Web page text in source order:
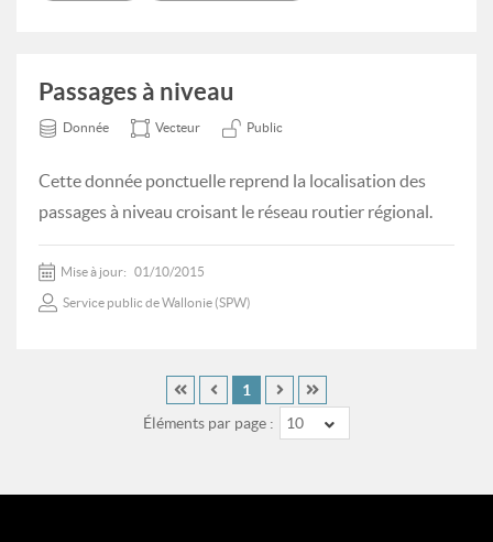
Passages à niveau
Donnée Vecteur Public
Cette donnée ponctuelle reprend la localisation des
passages à niveau croisant le réseau routier régional.
Mise à jour: 01/10/2015
Service public de Wallonie (SPW)
Éléments par page : 10
1